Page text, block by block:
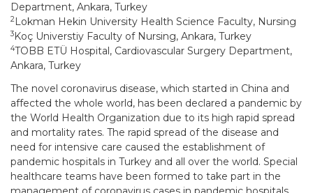
Department, Ankara, Turkey
2Lokman Hekin University Health Science Faculty, Nursing
3Koç Universtiy Faculty of Nursing, Ankara, Turkey
4TOBB ETÜ Hospital, Cardiovascular Surgery Department,
Ankara, Turkey
The novel coronavirus disease, which started in China and
affected the whole world, has been declared a pandemic by
the World Health Organization due to its high rapid spread
and mortality rates. The rapid spread of the disease and
need for intensive care caused the establishment of
pandemic hospitals in Turkey and all over the world. Special
healthcare teams have been formed to take part in the